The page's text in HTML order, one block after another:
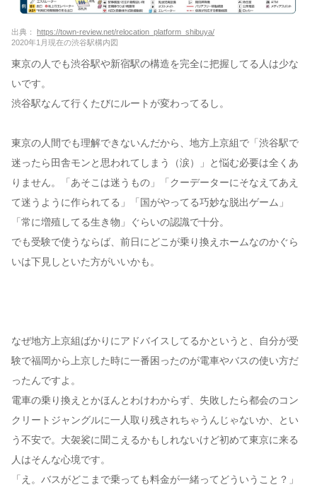
出典：
https://town-review.net/relocation_platform_shibuya/
2020年1月現在の渋谷駅構内図
東京の人でも渋谷駅や新宿駅の構造を完全に把握してる人は少な
いです。
渋谷駅なんて行くたびにルートが変わってるし。
東京の人間でも理解できないんだから、地方上京組で「渋谷駅で
迷ったら田舎モンと思われてしまう（涙）」と悩む必要は全くあ
りません。「あそこは迷うもの」「クーデーターにそなえてあえ
て迷うように作られてる」「国がやってる巧妙な脱出ゲーム」
「常に増殖してる生き物」ぐらいの認識で十分。
でも受験で使うならば、前日にどこが乗り換えホームなのかぐら
いは下見しといた方がいいかも。
なぜ地方上京組ばかりにアドバイスしてるかというと、自分が受
験で福岡から上京した時に一番困ったのが電車やバスの使い方だ
ったんですよ。
電車の乗り換えとかほんとわけわからず、失敗したら都会のコン
クリートジャングルに一人取り残されちゃうんじゃないか、とい
う不安で。大袈裟に聞こえるかもしれないけど初めて東京に来る
人はそんな心境です。
「え。バスがどこまで乗っても料金が一緒ってどういうこと？」